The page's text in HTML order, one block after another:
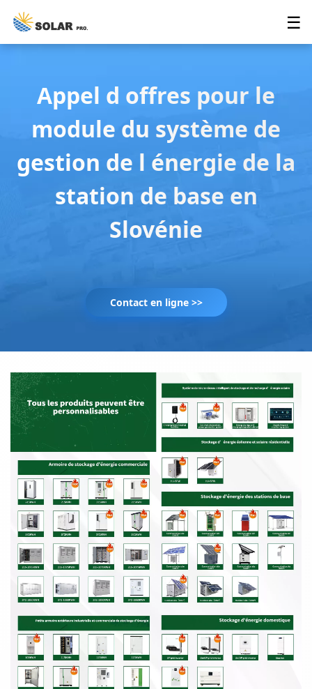
☰
Appel d offres pour le
module du système de
gestion de l énergie de la
station de base en
Slovénie
Contact en ligne >>